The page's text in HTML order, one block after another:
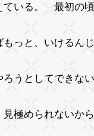
ている。 最初の
もっと、いけるん
うとしてできな
見極められないか